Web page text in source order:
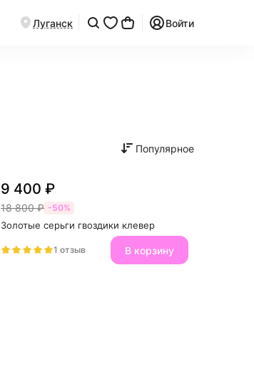
Луганск Войти
Популярное
9 400 ₽
18 800 ₽ -50%
Золотые серьги гвоздики клевер
1 отзыв В корзину